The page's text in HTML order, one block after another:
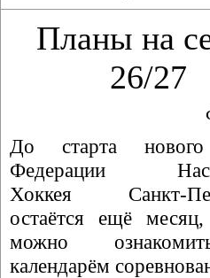
Планы на
26/27
До старта нового
Федерации
Хоккея Санкт-
остаётся ещё
можно
календарём